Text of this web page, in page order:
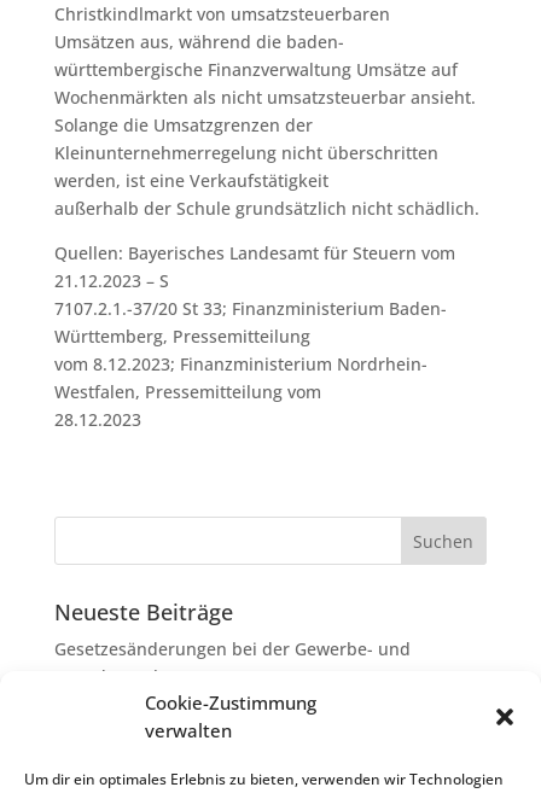
Cookie-Zustimmung
verwalten
Um dir ein optimales Erlebnis zu bieten, verwenden wir Technologien
Christkindlmarkt von umsatzsteuerbaren
Umsätzen aus, während die baden-
württembergische Finanzverwaltung Umsätze auf
Wochenmärkten als nicht umsatzsteuerbar ansieht.
Solange die Umsatzgrenzen der
Kleinunternehmerregelung nicht überschritten
werden, ist eine Verkaufstätigkeit
außerhalb der Schule grundsätzlich nicht schädlich.
Quellen: Bayerisches Landesamt für Steuern vom
21.12.2023 – S
7107.2.1.-37/20 St 33; Finanzministerium Baden-
Württemberg, Pressemitteilung
vom 8.12.2023; Finanzministerium Nordrhein-
Westfalen, Pressemitteilung vom
28.12.2023
Neueste Beiträge
Gesetzesänderungen bei der Gewerbe- und
Grunderwerbsteuer
Erbschaftsteuer: Rechtsanwaltskosten bei Streit über
Erbauseinandersetzung als
Nachlassverbindlichkeiten